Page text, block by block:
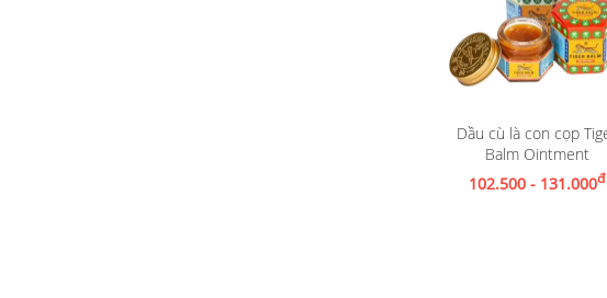
Dầu cù là con cọp
Balm Ointment
102.500 - 131.000đ
Xem chi tiết